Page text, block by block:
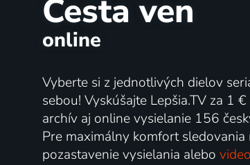
Cesta ven
online
Vyberte si z jednotlivých dielov
sebou! Vyskúšajte Lepšia.TV za 1
archív aj online vysielanie 156
Pre maximálny komfort
pozastavenie vysielania alebo